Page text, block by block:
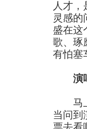
人才
灵感的
盛在这
歌、琢
有怕塞
演
马上
当问到